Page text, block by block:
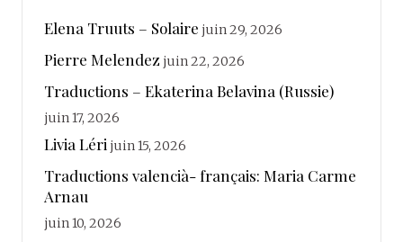
Elena Truuts – Solaire juin 29, 2026
Pierre Melendez juin 22, 2026
Traductions – Ekaterina Belavina (Russie)
juin 17, 2026
Livia Léri juin 15, 2026
Traductions valencià- français: Maria Carme
Arnau
juin 10, 2026